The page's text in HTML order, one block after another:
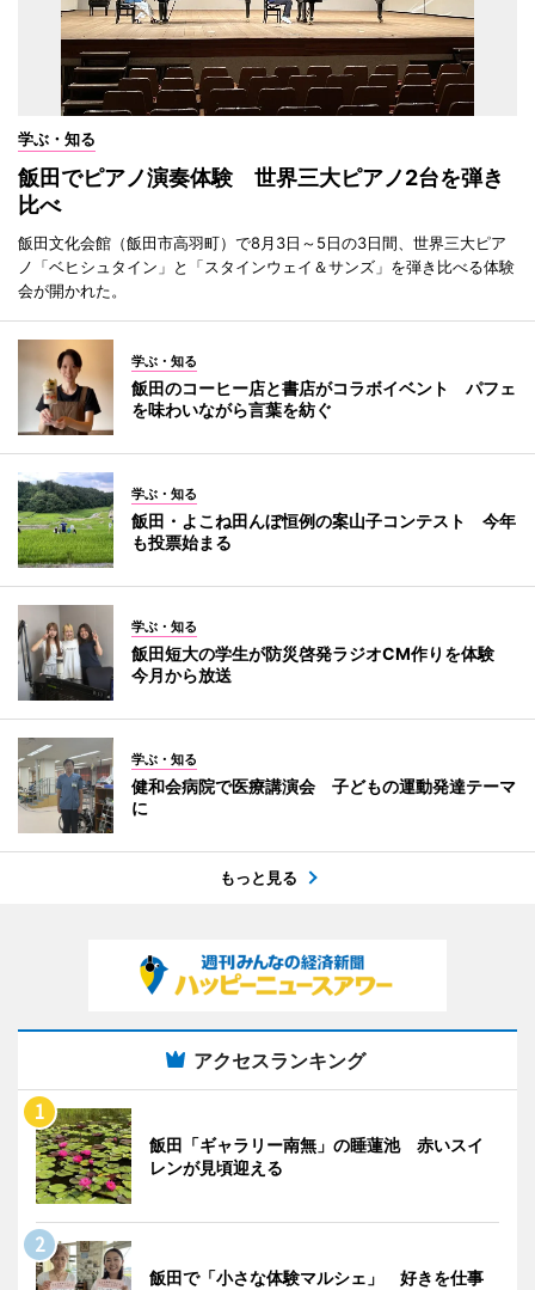
学ぶ・知る
飯田でピアノ演奏体験 世界三大ピアノ2台を弾き
比べ
飯田文化会館（飯田市高羽町）で8月3日～5日の3日間、世界三大ピア
ノ「ベヒシュタイン」と「スタインウェイ＆サンズ」を弾き比べる体験
会が開かれた。
学ぶ・知る
飯田のコーヒー店と書店がコラボイベント パフェ
を味わいながら言葉を紡ぐ
学ぶ・知る
飯田・よこね田んぼ恒例の案山子コンテスト 今年
も投票始まる
学ぶ・知る
飯田短大の学生が防災啓発ラジオCM作りを体験
今月から放送
学ぶ・知る
健和会病院で医療講演会 子どもの運動発達テーマ
に
もっと見る
アクセスランキング
飯田「ギャラリー南無」の睡蓮池 赤いスイ
レンが見頃迎える
飯田で「小さな体験マルシェ」 好きを仕事